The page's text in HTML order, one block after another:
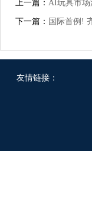
上一篇： AI玩具市
下一篇： 国际首例!
友情链接：